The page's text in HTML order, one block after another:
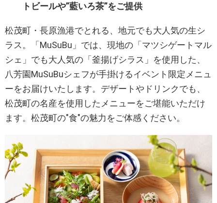
トビールや”藍いろ茶”をご提供
松茂町・長原漁港でとれる、地元でも大人気の生シ
ラス。「MuSuBu」では、現地の「マツシゲートマル
シェ」でも大人気の「釜揚げシラス」を使用した、
八芳園MuSuBuシェフが手掛けるイベント限定メニュ
ーをお届けいたします。デザートやドリンクでも、
松茂町の名産を使用したメニューをご堪能いただけ
ます。松茂町の"食"の魅力をご体感ください。